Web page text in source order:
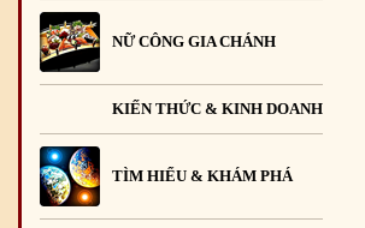
NỮ CÔNG GIA CHÁNH
KIẾN THỨC & KINH DOANH
TÌM HIỂU & KHÁM PHÁ